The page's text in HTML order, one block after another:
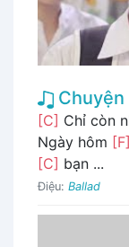
Chuyện
[C] Chỉ còn
Ngày hôm [F]
[C] bạn ...
Điệu: Ballad